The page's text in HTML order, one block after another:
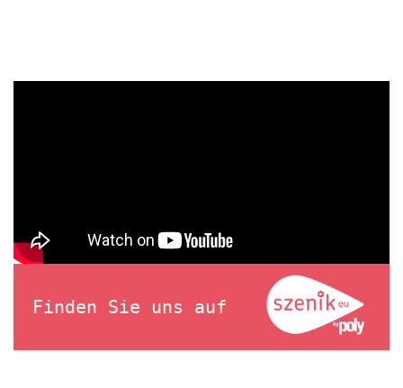
Finden Sie uns auf